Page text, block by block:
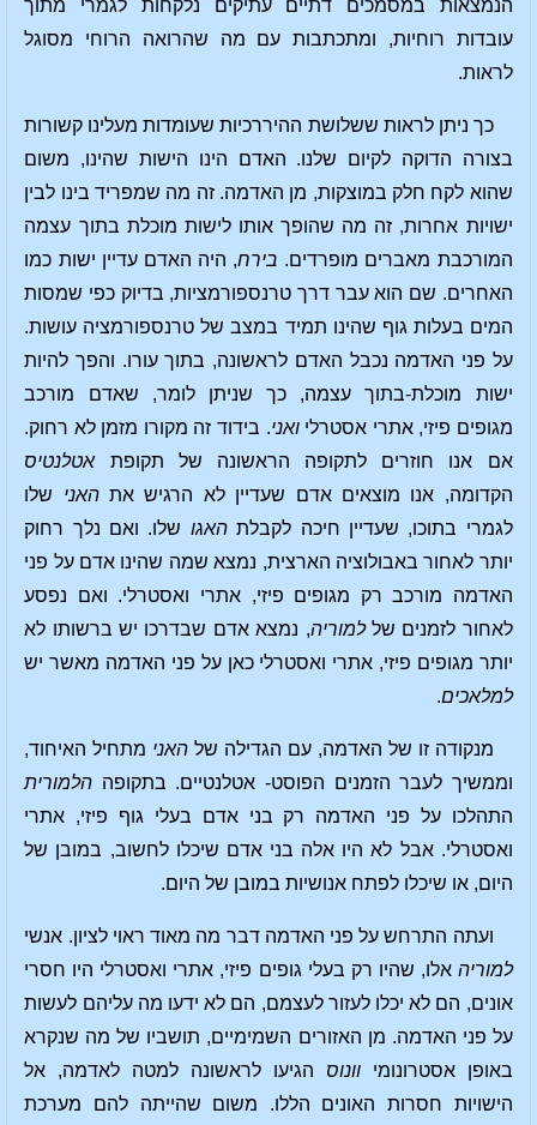
הנמצאות במסמכים דתיים עתיקים נלקחות לגמרי מתוך
עובדות רוחיות, ומתכתבות עם מה שהרואה הרוחי מסוגל
לראות.
כך ניתן לראות ששלושת ההיררכיות שעומדות מעלינו קשורות
בצורה הדוקה לקיום שלנו. האדם הינו הישות שהינו, משום
שהוא לקח חלק במוצקות, מן האדמה. זה מה שמפריד בינו לבין
ישויות אחרות, זה מה שהופך אותו לישות מוכלת בתוך עצמה
המורכבת מאברים מופרדים. בירח, היה האדם עדיין ישות כמו
האחרים. שם הוא עבר דרך טרנספורמציות, בדיוק כפי שמסות
המים בעלות גוף שהינו תמיד במצב של טרנספורמציה עושות.
על פני האדמה נכבל האדם לראשונה, בתוך עורו. והפך להיות
ישות מוכלת-בתוך עצמה, כך שניתן לומר, שאדם מורכב
מגופים פיזי, אתרי אסטרליואני. בידוד זה מקורו מזמן לא רחוק.
אם אנו חוזרים לתקופה הראשונה של תקופתאטלנטיס
הקדומה, אנו מוצאים אדם שעדיין לא הרגיש אתהאני שלו
לגמרי בתוכו, שעדיין חיכה לקבלתהאגו שלו. ואם נלך רחוק
יותר לאחור באבולוציה הארצית, נמצא שמה שהינו אדם על פני
האדמה מורכב רק מגופים פיזי, אתרי ואסטרלי. ואם נפסע
לאחור לזמנים שללמוריה, נמצא אדם שבדרכו יש ברשותו לא
יותר מגופים פיזי, אתרי ואסטרלי כאן על פני האדמה מאשר יש
למלאכים.
מנקודה זו של האדמה, עם הגדילה של האני מתחיל האיחוד,
וממשיך לעבר הזמנים הפוסט- אטלנטיים. בתקופה הלמורית
התהלכו על פני האדמה רק בני אדם בעלי גוף פיזי, אתרי
ואסטרלי. אבל לא היו אלה בני אדם שיכלו לחשוב, במובן של
היום, או שיכלו לפתח אנושיות במובן של היום.
ועתה התרחש על פני האדמה דבר מה מאוד ראוי לציון. אנשי
למוריה אלו, שהיו רק בעלי גופים פיזי, אתרי ואסטרלי היו חסרי
אונים, הם לא יכלו לעזור לעצמם, הם לא ידעו מה עליהם לעשות
על פני האדמה. מן האזורים השמימיים, תושביו של מה שנקרא
באופן אסטרונומיוונוס הגיעו לראשונה למטה לאדמה, אל
הישויות חסרות האונים הללו. משום שהייתה להם מערכת